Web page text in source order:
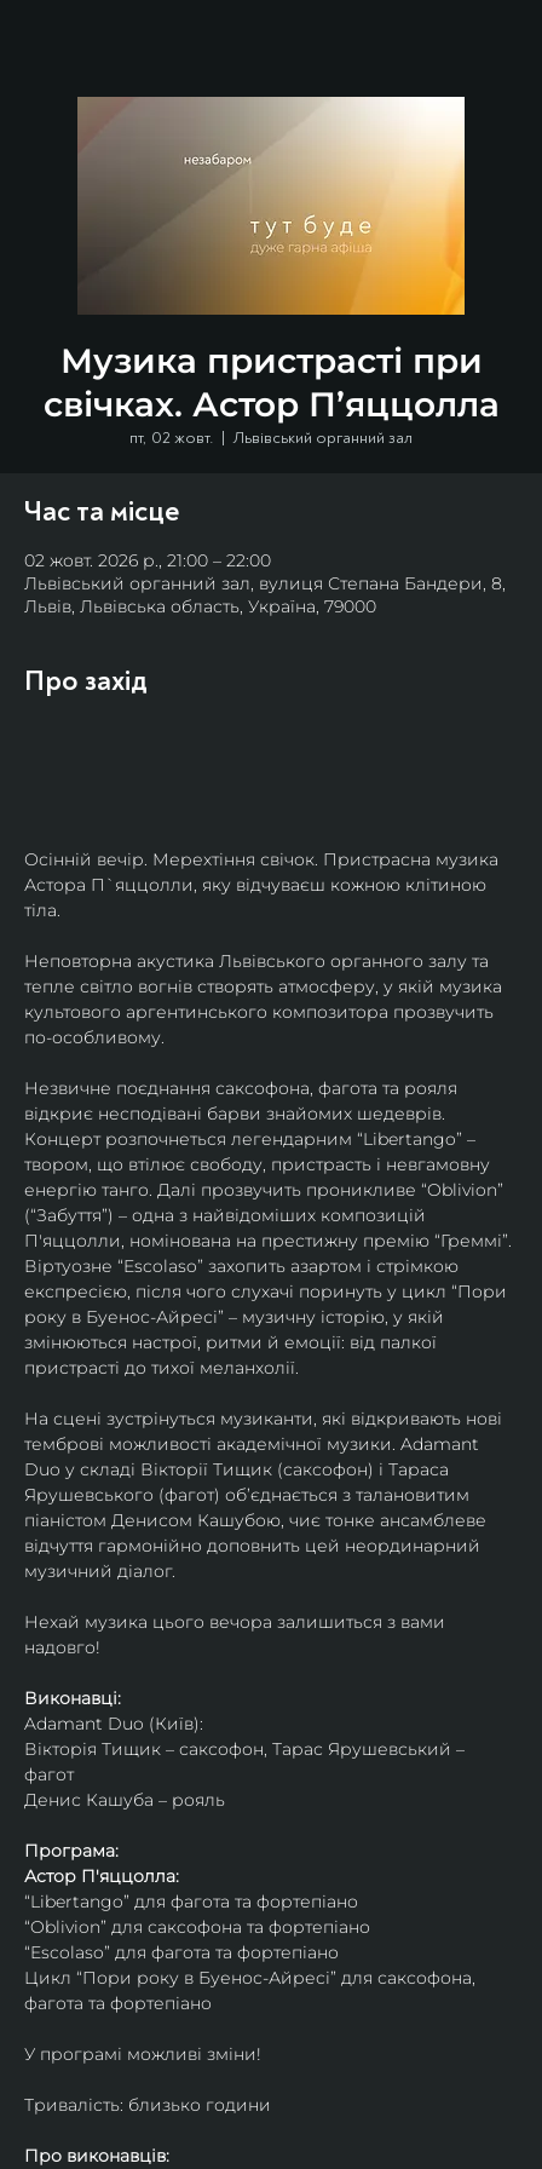
Музика пристрасті при
свічках. Астор П’яццолла
пт, 02 жовт.
  |
Львівський органний зал
Час та місце
02 жовт. 2026 р., 21:00 – 22:00
Львівський органний зал, вулиця Степана Бандери, 8,
Львів, Львівська область, Україна, 79000
Про захід
Осінній вечір. Мерехтіння свічок. Пристрасна музика
Астора П`яццолли, яку відчуваєш кожною клітиною
тіла.
Неповторна акустика Львівського органного залу та
тепле світло вогнів створять атмосферу, у якій музика
культового аргентинського композитора прозвучить
по-особливому.
Незвичне поєднання саксофона, фагота та рояля
відкриє несподівані барви знайомих шедеврів.
Концерт розпочнеться легендарним “Libertango” –
твором, що втілює свободу, пристрасть і невгамовну
енергію танго. Далі прозвучить проникливе “Oblivion”
(“Забуття”) – одна з найвідоміших композицій
П'яццолли, номінована на престижну премію “Греммі”.
Віртуозне “Escolaso” захопить азартом і стрімкою
експресією, після чого слухачі поринуть у цикл “Пори
року в Буенос-Айресі” – музичну історію, у якій
змінюються настрої, ритми й емоції: від палкої
пристрасті до тихої меланхолії.
На сцені зустрінуться музиканти, які відкривають нові
темброві можливості академічної музики. Adamant
Duo у складі Вікторії Тищик (саксофон) і Тараса
Ярушевського (фагот) об’єднається з талановитим
піаністом Денисом Кашубою, чиє тонке ансамблеве
відчуття гармонійно доповнить цей неординарний
музичний діалог.
Нехай музика цього вечора залишиться з вами
надовго!
Виконавці:
Adamant Duo (Київ):
Вікторія Тищик – саксофон, Тарас Ярушевський –
фагот
Денис Кашуба – рояль
Програма:
Астор П'яццолла:
“Libertango” для фагота та фортепіано
“Oblivion” для саксофона та фортепіано
“Escolaso” для фагота та фортепіано
Цикл “Пори року в Буенос-Айресі” для саксофона,
фагота та фортепіано
У програмі можливі зміни!
Тривалість: близько години
Про виконавців: